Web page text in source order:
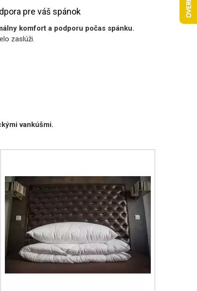
pre váš spánok
komfort a podporu počas spánku.
zaslúži.
vankúšmi.